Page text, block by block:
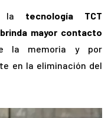
la tecnología TCT
mayor contacto
la memoria y por
en la eliminación del